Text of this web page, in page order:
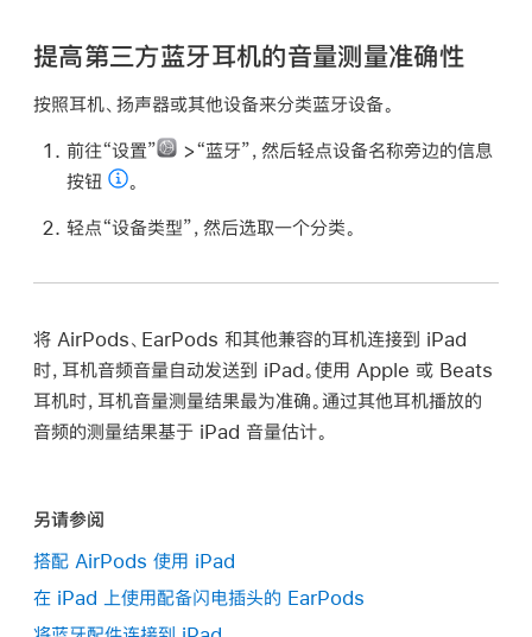
提高第三方蓝牙耳机的音量测量准确性
按照耳机、扬声器或其他设备来分类蓝牙设备。
前往“设置”
>“蓝牙”，然后轻点设备名称旁边的信息
按钮
。
轻点“设备类型”，然后选取一个分类。
将 AirPods、EarPods 和其他兼容的耳机连接到 iPad
时，耳机音频音量自动发送到 iPad。使用 Apple 或 Beats
耳机时，耳机音量测量结果最为准确。通过其他耳机播放的
音频的测量结果基于 iPad 音量估计。
另请参阅
搭配 AirPods 使用 iPad
在 iPad 上使用配备闪电插头的 EarPods